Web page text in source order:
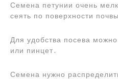
Семена петунии очень
сеять по поверхности
Для удобства посева можно
или пинцет․
Семена нужно